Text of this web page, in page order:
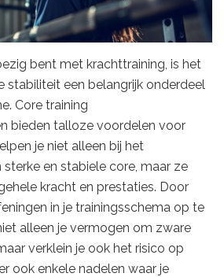
bent met krachttraining, is het
stabiliteit een belangrijk onderdeel
Core training
bieden talloze voordelen voor
je niet alleen bij het
en stabiele core, maar ze
kracht en prestaties. Door
in je trainingsschema op te
alleen je vermogen om zware
verklein je ook het risico op
ook enkele nadelen waar je